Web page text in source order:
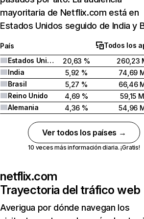
mayoritaria de Netflix.com está en
Estados Unidos seguido de India y
País
Todos los
Estados Unidos
20,63 %
260,23
India
5,92 %
74,69
Brasil
5,27 %
66,46
Reino Unido
4,69 %
59,15 M
Alemania
4,36 % 54,96
Ver todos los países →
10 veces más información diaria. ¡Gratis!
netflix.com
Trayectoria del tráfico web
Averigua por dónde navegan los